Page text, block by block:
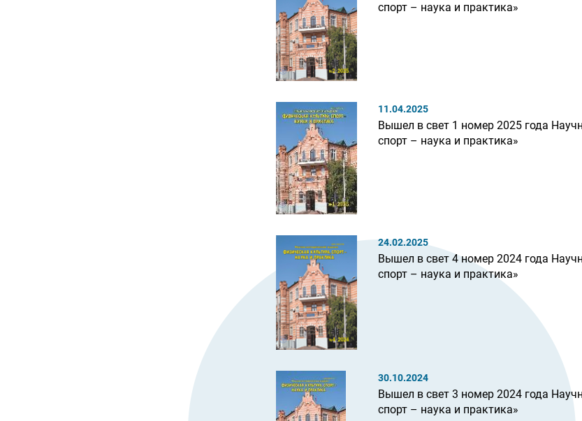
спорт – наука и практика»
11.04.2025
Вышел в свет 1 номер 2025 года
спорт – наука и практика»
24.02.2025
Вышел в свет 4 номер 2024 года
спорт – наука и практика»
30.10.2024
Вышел в свет 3 номер 2024 года
спорт – наука и практика»